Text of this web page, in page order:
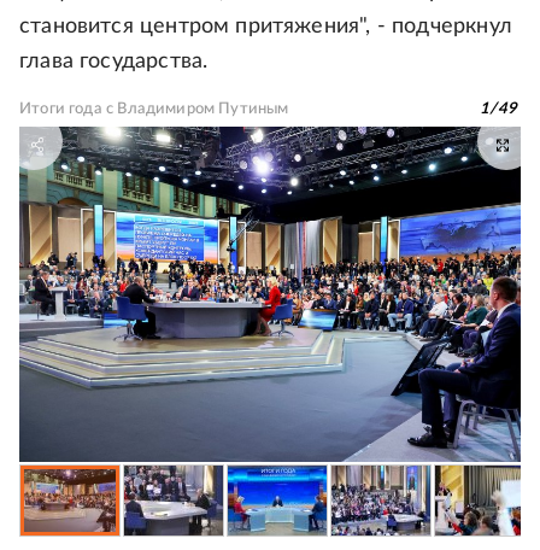
становится центром притяжения", - подчеркнул
глава государства.
Итоги года с Владимиром Путиным 1/49